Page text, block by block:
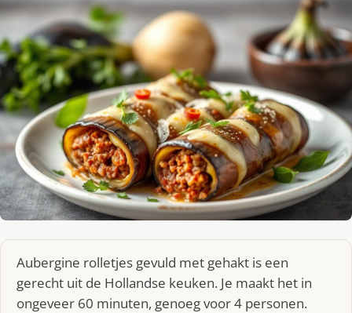
Aubergine rolletjes gevuld met gehakt is een
gerecht uit de Hollandse keuken. Je maakt het in
ongeveer 60 minuten, genoeg voor 4 personen.